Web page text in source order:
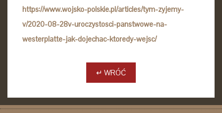
https://www.wojsko-polskie.pl/articles/tym-zyjemy-
v/2020-08-28v-uroczystosci-panstwowe-na-
westerplatte-jak-dojechac-ktoredy-wejsc/
↵ WRÓĆ